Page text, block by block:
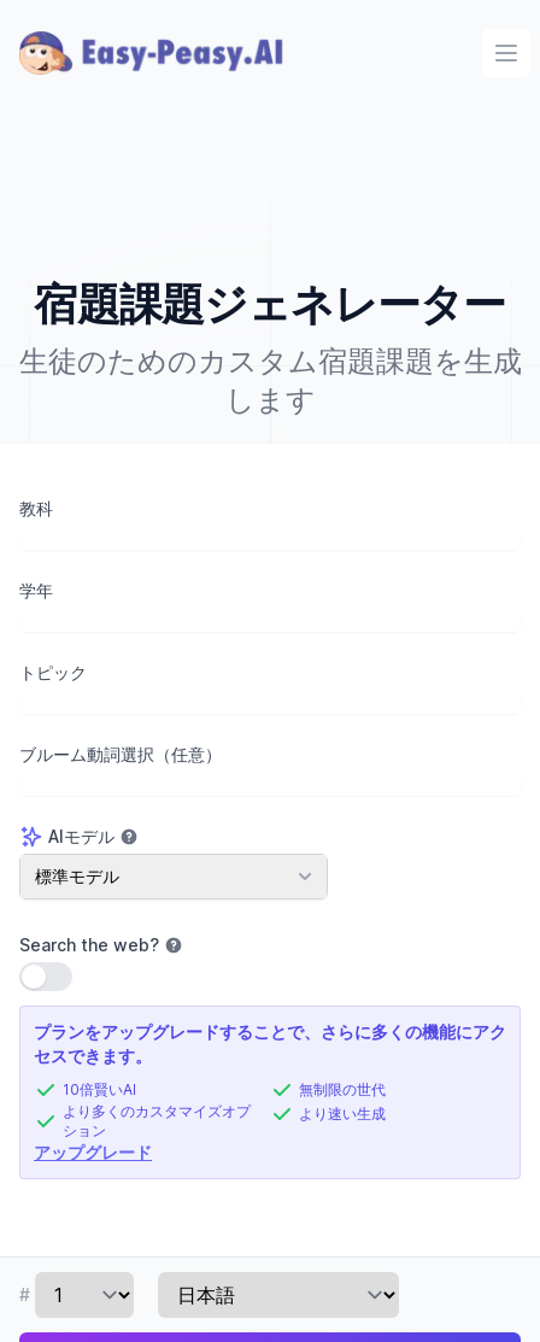
宿題課題ジェネレーター
生徒のためのカスタム宿題課題を生成
します
教科
学年
トピック
ブルーム動詞選択（任意）
AIモデル
AIモデル
標準モデル
Search the web?
設定を使用
プランをアップグレードすることで、さらに多くの機能にアク
セスできます。
10倍賢いAI
より多くのカスタマイズオプ
ション
無制限の世代
より速い生成
アップグレード
#